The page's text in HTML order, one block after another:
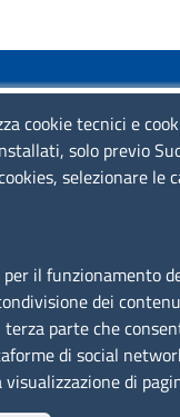
cookie tecnici e
solo previo
selezionare le
per il funzionamento
dei
terza parte che
di social
visualizzazione di